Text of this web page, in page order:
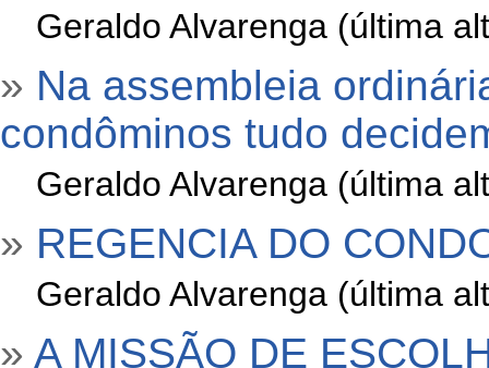
Geraldo Alvarenga (última
» Na assembleia
condôminos tudo
Geraldo Alvarenga (última
» REGENCIA DO
Geraldo Alvarenga (última
» A MISSÃO DE